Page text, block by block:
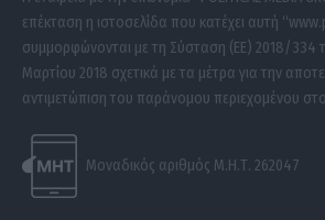
επέκταση η ιστοσελίδα που κατέχει αυτή
συμμορφώνονται με τη Σύσταση (ΕΕ) 2018/334
Μαρτίου 2018 σχετικά με τα μέτρα για την
αντιμετώπιση του παράνομου περιεχομένου
Μοναδικός αριθμός Μ.Η.Τ. 262047